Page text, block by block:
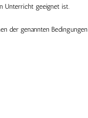
Unterricht geeignet ist.
der genannten